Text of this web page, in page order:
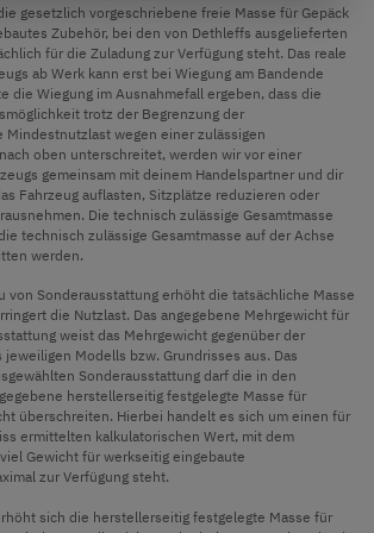
gesetzlich vorgeschriebene freie Masse für Gepäck
Zubehör, bei den von Dethleffs ausgelieferten
für die Zuladung zur Verfügung steht. Das reale
ab Werk kann erst bei Wiegung am Bandende
die Wiegung im Ausnahmefall ergeben, dass die
trotz der Begrenzung der
Mindestnutzlast wegen einer zulässigen
oben unterschreitet, werden wir vor einer
gemeinsam mit deinem Handelspartner und dir
Fahrzeug auflasten, Sitzplätze reduzieren oder
Die technisch zulässige Gesamtmasse
technisch zulässige Gesamtmasse auf der Achse
werden.
von Sonderausstattung erhöht die tatsächliche Masse
die Nutzlast. Das angegebene Mehrgewicht für
weist das Mehrgewicht gegenüber der
Modells bzw. Grundrisses aus. Das
Sonderausstattung darf die in den
herstellerseitig festgelegte Masse für
überschreiten. Hierbei handelt es sich um einen für
ermittelten kalkulatorischen Wert, mit dem
Gewicht für werkseitig eingebaute
zur Verfügung steht.
sich die herstellerseitig festgelegte Masse für